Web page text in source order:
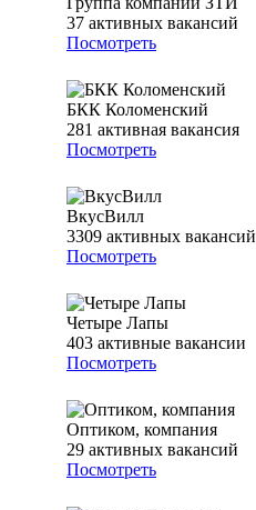
37 активных вакансий
Посмотреть
БКК Коломенский
281 активная вакансия
Посмотреть
ВкусВилл
3309 активных вакансий
Посмотреть
Четыре Лапы
403 активные вакансии
Посмотреть
Оптиком, компания
29 активных вакансий
Посмотреть